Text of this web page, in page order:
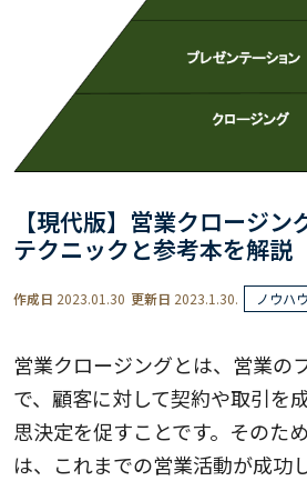
【現代版】営業クロージ
テクニックと参考本を解説
作成日 2023.01.30 更新日 2023.1.30. ノウハウ
営業クロージングとは、営業の
で、顧客に対して契約や取引を
思決定を促すことです。そのた
は、これまでの営業活動が成功